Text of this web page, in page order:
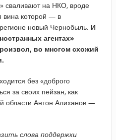
сваливают на НКО, вроде
вина которой — в
новый Чернобыль. И
агентах»
во многом схожий
без «доброго
за своих пейзан, как
области Антон Алиханов —
слова поддержки